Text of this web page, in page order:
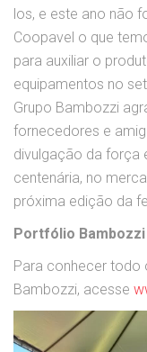
los, e este ano não
Coopavel o que
para auxiliar o
equipamentos no
Grupo Bambozzi
fornecedores e
divulgação da força
centenária, no
próxima edição da
Portfólio Bambozzi
Para conhecer todo
Bambozzi, acesse